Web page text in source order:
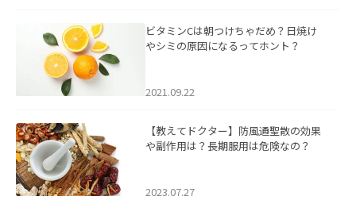
ビタミンCは朝つけちゃだめ？日焼け
やシミの原因になるってホント？
2021.09.22
【教えてドクター】防風通聖散の効果
や副作用は？長期服用は危険なの？
2023.07.27